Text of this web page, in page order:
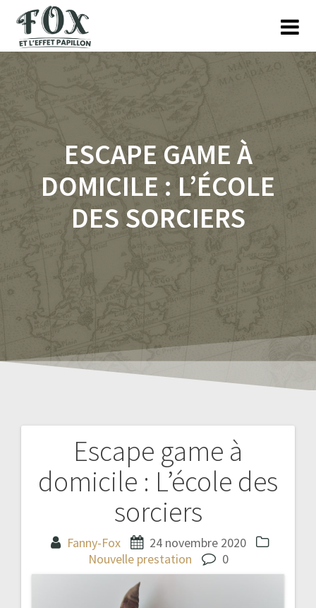
ESCAPE GAME À
DOMICILE : L’ÉCOLE
DES SORCIERS
Escape game à
domicile : L’école des
sorciers
Fanny-Fox
24 novembre 2020
Nouvelle prestation
0
Navigation
de